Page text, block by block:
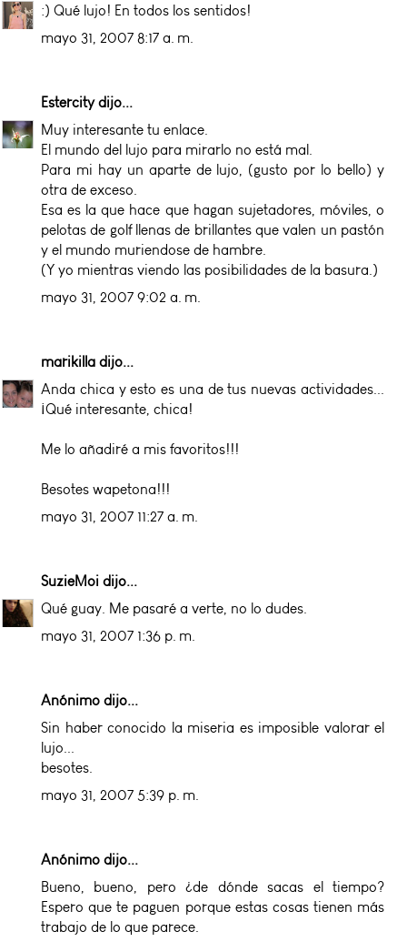
:) Qué lujo! En todos los sentidos!
mayo 31, 2007 8:17 a. m.
Estercitydijo...
Muy interesante tu enlace.
El mundo del lujo para mirarlo no está mal.
Para mi hay un aparte de lujo, (gusto por lo bello) y
otra de exceso.
Esa es la que hace que hagan sujetadores, móviles, o
pelotas de golf llenas de brillantes que valen un pastón
y el mundo muriendose de hambre.
(Y yo mientras viendo las posibilidades de la basura.)
mayo 31, 2007 9:02 a. m.
marikilla dijo...
Anda chica y esto es una de tus nuevas actividades...
¡Qué interesante, chica!
Me lo añadiré a mis favoritos!!!
Besotes wapetona!!!
mayo 31, 2007 11:27 a. m.
SuzieMoi dijo...
Qué guay. Me pasaré a verte, no lo dudes.
mayo 31, 2007 1:36 p. m.
Anónimo dijo...
Sin haber conocido la miseria es imposible valorar el
lujo...
besotes.
mayo 31, 2007 5:39 p. m.
Anónimo dijo...
Bueno, bueno, pero ¿de dónde sacas el tiempo?
Espero que te paguen porque estas cosas tienen más
trabajo de lo que parece.